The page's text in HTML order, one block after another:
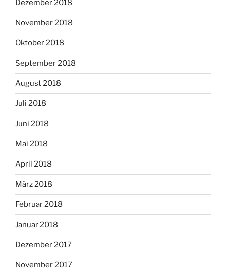
Dezember 2018
November 2018
Oktober 2018
September 2018
August 2018
Juli 2018
Juni 2018
Mai 2018
April 2018
März 2018
Februar 2018
Januar 2018
Dezember 2017
November 2017